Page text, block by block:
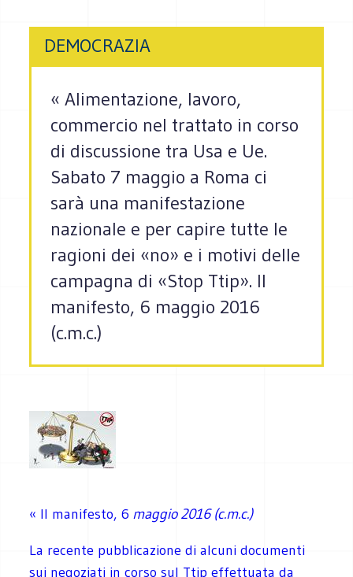
DEMOCRAZIA
« Alimentazione, lavoro,
commercio nel trattato in corso
di discussione tra Usa e Ue.
Sabato 7 maggio a Roma ci
sarà una manifestazione
nazionale e per capire tutte le
ragioni dei «no» e i motivi delle
campagna di «Stop Ttip». Il
manifesto, 6 maggio 2016
(c.m.c.)
« Il manifesto, 6 maggio 2016 (c.m.c.)
La recente pubblicazione di alcuni documenti
sui negoziati in corso sul Ttip effettuata da